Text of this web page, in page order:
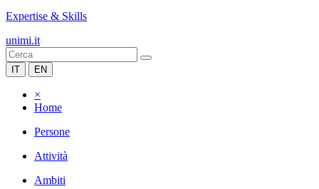
Expertise & Skills
unimi.it
IT EN
×
Home
Persone
Attività
Ambiti